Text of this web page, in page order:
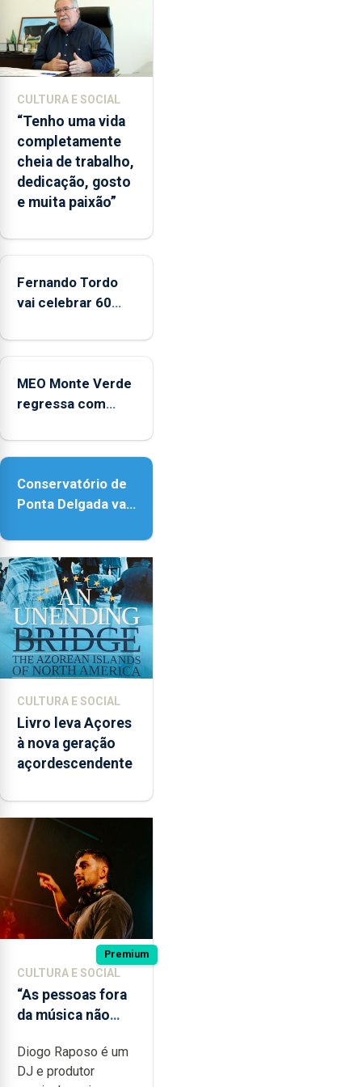
desde
o
início
da
época
balnear
CULTURA E SOCIAL
“Tenho uma vida
completamente
cheia de trabalho,
dedicação, gosto
e muita paixão”
Fernando Tordo
vai celebrar 60
no Coliseu
MEO Monte Verde
regressa com
acessibilidade
Conservatório de
Ponta Delgada vai
instrumentos
CULTURA E SOCIAL
Livro leva Açores
à nova geração
açordescendente
Premium
CULTURA E SOCIAL
“As pessoas fora
da música não
quão difícil é
produzir uma
Diogo Raposo é um
DJ e produtor